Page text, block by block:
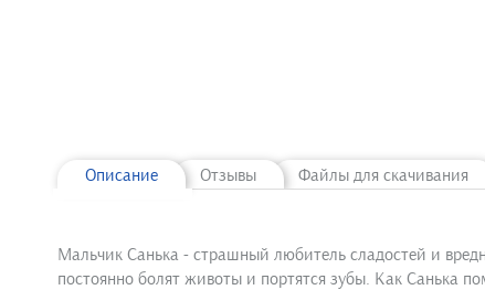
Описание Отзывы Файлы для скачивания
Мальчик Санька - страшный любитель сладостей и
постоянно болят животы и портятся зубы. Как Санька